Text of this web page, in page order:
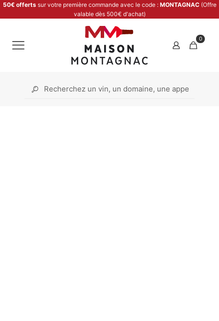
50€ offertssur votre première commande avec le code : MONTAGNAC (Offre
valable dès 500€ d'achat)
0